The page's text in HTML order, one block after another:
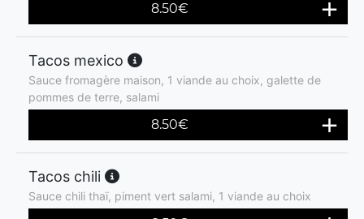
8.50€
Tacos mexico
Sauce fromagère maison, 1 viande au choix, galette de
pommes de terre, salami
8.50€
Tacos chili
Sauce chili thaï, piment vert salami, 1 viande au choix